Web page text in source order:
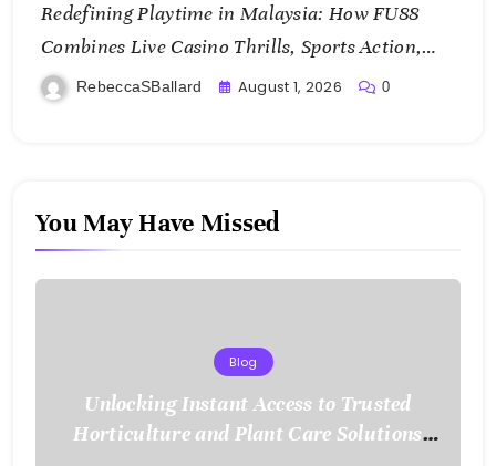
Redefining Playtime in Malaysia: How FU88
Combines Live Casino Thrills, Sports Action,
and Mobile Freedom
RebeccaSBallard August 1, 2026 0
You May Have Missed
Blog
Unlocking Instant Access to Trusted
Horticulture and Plant Care Solutions